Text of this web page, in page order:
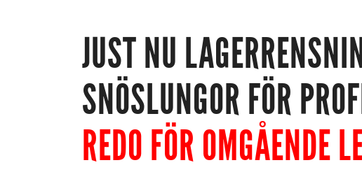
JUST NU
SNÖSLUNGOR FÖR
REDO FÖR OMGÅENDE